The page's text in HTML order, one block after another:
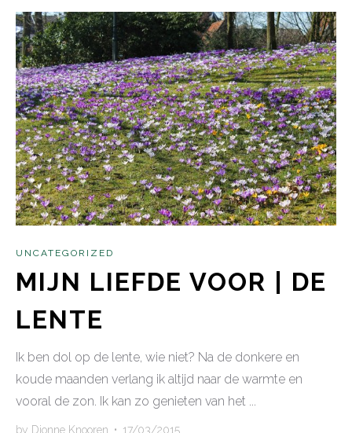
UNCATEGORIZED
MIJN LIEFDE VOOR | DE
LENTE
Ik ben dol op de lente, wie niet? Na de donkere en
koude maanden verlang ik altijd naar de warmte en
vooral de zon. Ik kan zo genieten van het ...
by Dionne Knooren • 17/03/2015